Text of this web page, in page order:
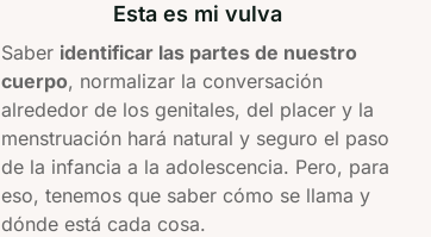
Esta es mi vulva
Saber identificar las partes de nuestro
cuerpo, normalizar la conversación
alrededor de los genitales, del placer y la
menstruación hará natural y seguro el paso
de la infancia a la adolescencia. Pero, para
eso, tenemos que saber cómo se llama y
dónde está cada cosa.